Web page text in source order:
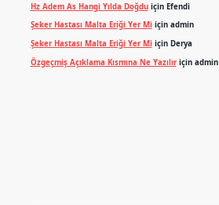
Hz Adem As Hangi Yılda Doğduiçin Efendi
Şeker Hastası Malta Eriği Yer Miiçin admin
Şeker Hastası Malta Eriği Yer Miiçin Derya
Özgeçmiş Açıklama Kısmına Ne Yazılıriçin admin